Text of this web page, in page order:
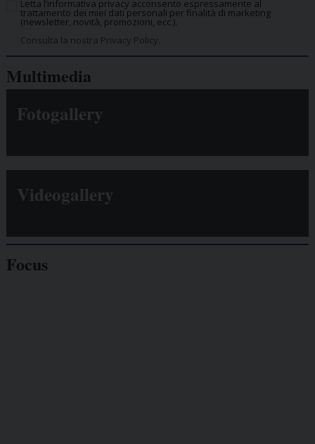
Letta l’informativa privacy acconsento espressamente al
trattamento dei miei dati personali per finalità di marketing
(newsletter, novità, promozioni, ecc.).
Consulta la nostra Privacy Policy.
Multimedia
Fotogallery
Videogallery
Focus